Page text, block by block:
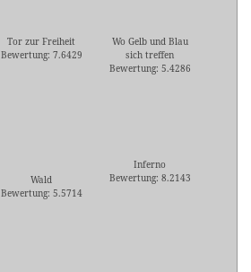
Tor zur Freiheit
Bewertung: 7.6429
Wo Gelb und Blau
sich treffen
Bewertung: 5.4286
Wald
Bewertung: 5.5714
Inferno
Bewertung: 8.2143